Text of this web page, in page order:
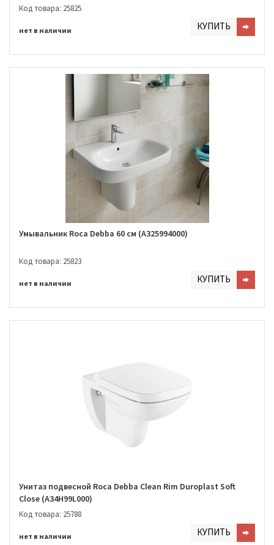
Код товара: 25825
нет в наличии КУПИТЬ
Умывальник Roca Debba 60 см (A325994000)
Код товара: 25823
нет в наличии КУПИТЬ
Унитаз подвесной Roca Debba Clean Rim Duroplast Soft
Close (A34H99L000)
Код товара: 25788
нет в наличии КУПИТЬ